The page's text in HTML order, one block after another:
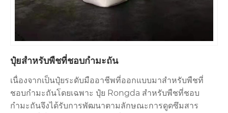
ปุ๋ยสำหรับพืชที่ชอบกำมะถัน
เนื่องจากเป็นปุ๋ยระดับมืออาชีพที่ออกแบบมาสำหรับพืชที่
ชอบกำมะถันโดยเฉพาะ ปุ๋ย Rongda สำหรับพืชที่ชอบ
กำมะถันจึงได้รับการพัฒนาตามลักษณะการดูดซึมสาร